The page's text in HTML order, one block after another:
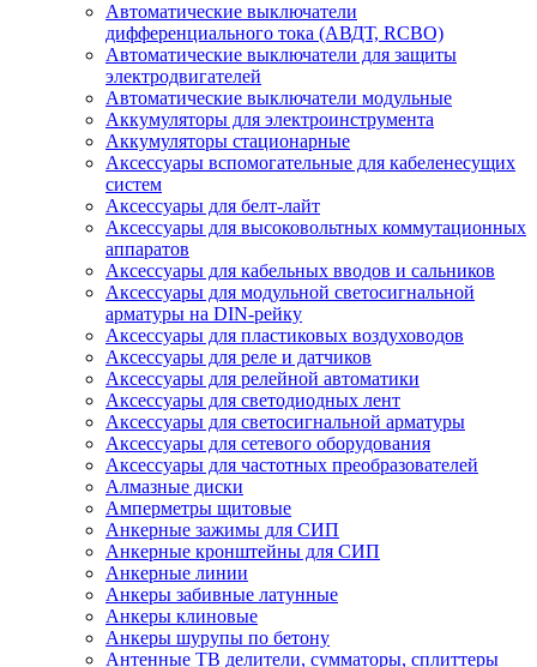
Автоматические выключатели
дифференциального тока (АВДТ, RCBO)
Автоматические выключатели для защиты
электродвигателей
Автоматические выключатели модульные
Аккумуляторы для электроинструмента
Аккумуляторы стационарные
Аксессуары вспомогательные для кабеленесущих
систем
Аксессуары для белт-лайт
Аксессуары для высоковольтных коммутационных
аппаратов
Аксессуары для кабельных вводов и сальников
Аксессуары для модульной светосигнальной
арматуры на DIN-рейку
Аксессуары для пластиковых воздуховодов
Аксессуары для реле и датчиков
Аксессуары для релейной автоматики
Аксессуары для светодиодных лент
Аксессуары для светосигнальной арматуры
Аксессуары для сетевого оборудования
Аксессуары для частотных преобразователей
Алмазные диски
Амперметры щитовые
Анкерные зажимы для СИП
Анкерные кронштейны для СИП
Анкерные линии
Анкеры забивные латунные
Анкеры клиновые
Анкеры шурупы по бетону
Антенные ТВ делители, сумматоры, сплиттеры